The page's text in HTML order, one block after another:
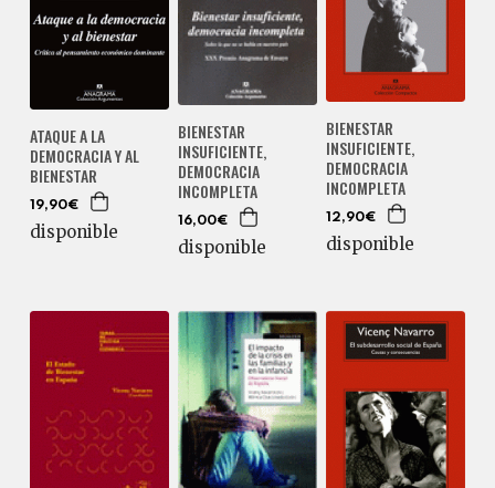
ATAQUE A LA
DEMOCRACIA Y AL
BIENESTAR
19,90€
disponible
BIENESTAR
INSUFICIENTE,
DEMOCRACIA
INCOMPLETA
16,00€
disponible
BIENESTAR
INSUFICIENTE,
DEMOCRACIA
INCOMPLETA
12,90€
disponible